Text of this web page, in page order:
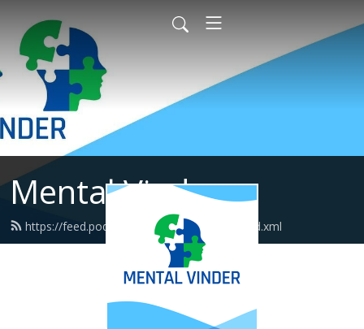
Mental Vinder
https://feed.podbean.com/mentalvinder/feed.xml